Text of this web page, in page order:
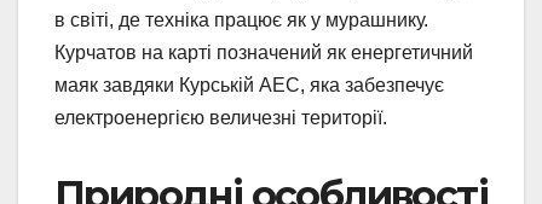
в світі, де техніка працює як у мурашнику.
Курчатов на карті позначений як енергетичний
маяк завдяки Курській АЕС, яка забезпечує
електроенергією величезні території.